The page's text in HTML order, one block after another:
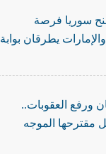
سوريا فرصة
يطرقان بوابة
ورفع العقوبات..
الموجه